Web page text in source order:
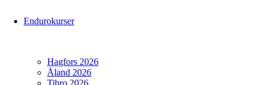
Endurokurser
Hagfors 2026
Åland 2026
Tibro 2026